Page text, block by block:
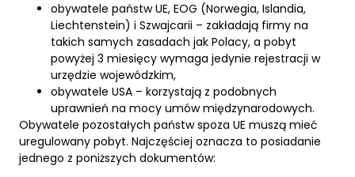
obywatele państw UE, EOG (Norwegia, Islandia,
Liechtenstein) i Szwajcarii – zakładają firmy na
takich samych zasadach jak Polacy, a pobyt
powyżej 3 miesięcy wymaga jedynie rejestracji w
urzędzie wojewódzkim,
obywatele USA – korzystają z podobnych
uprawnień na mocy umów międzynarodowych.
Obywatele pozostałych państw spoza UE muszą mieć
uregulowany pobyt. Najczęściej oznacza to posiadanie
jednego z poniższych dokumentów: